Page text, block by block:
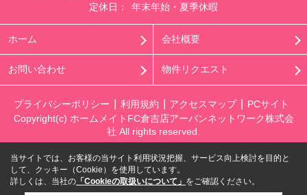
定休日：
年末年始・夏季休暇
ホーム 会社概要
お問い合わせ 物件リクエスト
プライバシーポリシー 利用規約 アクセスマップ
PCサイト
Copyright(c) ホームメイトFC倉吉店アーバンネットワーク株式会
社 All rights reserved.
当サイトでは、お客様の当サイト利用状況把握、サービス向上検討を目的と
して、クッキー（Cookie）を使用しています。
詳しくは、当社の 「Cookieの取扱いについて」 をご確認ください。